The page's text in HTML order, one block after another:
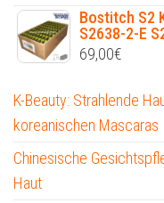
Bostitch S2
S2638-2-E
69,00€
K-Beauty: Strahlende
koreanischen Mascaras
Chinesische
Haut